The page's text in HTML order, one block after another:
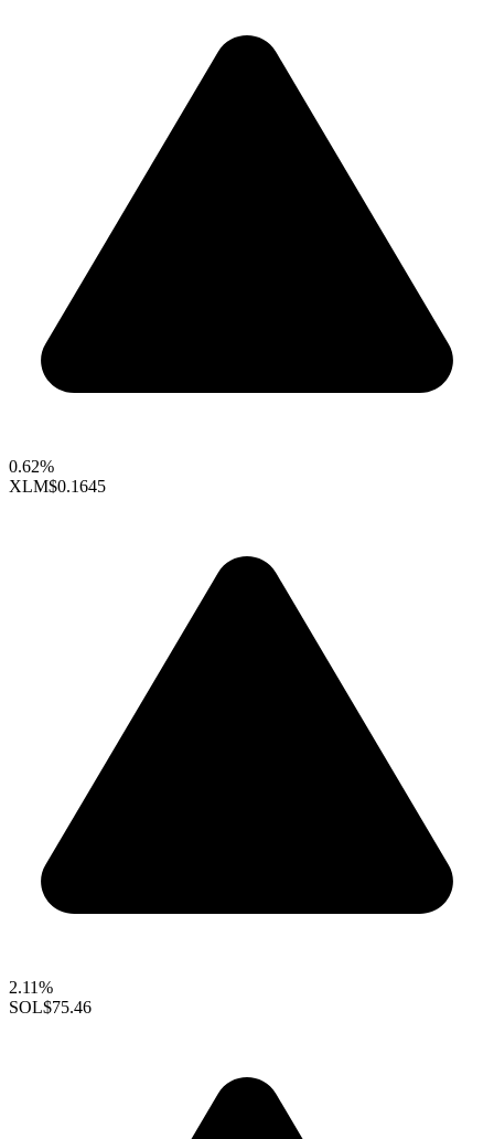
0.62%
XLM$0.1645
2.11%
SOL$75.46